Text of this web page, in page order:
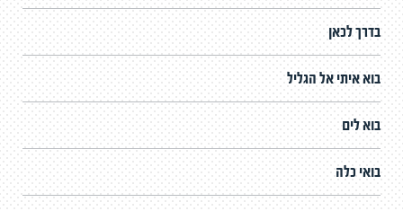
בדרך לכאן
בוא איתי אל הגליל
בוא לים
בואי כלה